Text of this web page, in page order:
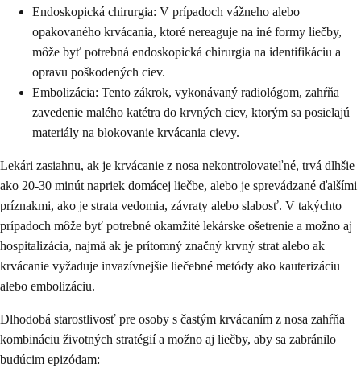
Endoskopická chirurgia: V prípadoch vážneho alebo
opakovaného krvácania, ktoré nereaguje na iné formy liečby,
môže byť potrebná endoskopická chirurgia na identifikáciu a
opravu poškodených ciev.
Embolizácia: Tento zákrok, vykonávaný radiológom, zahŕňa
zavedenie malého katétra do krvných ciev, ktorým sa posielajú
materiály na blokovanie krvácania cievy.
Lekári zasiahnu, ak je krvácanie z nosa nekontrolovateľné, trvá dlhšie
ako 20-30 minút napriek domácej liečbe, alebo je sprevádzané ďalšími
príznakmi, ako je strata vedomia, závraty alebo slabosť. V takýchto
prípadoch môže byť potrebné okamžité lekárske ošetrenie a možno aj
hospitalizácia, najmä ak je prítomný značný krvný strat alebo ak
krvácanie vyžaduje invazívnejšie liečebné metódy ako kauterizáciu
alebo embolizáciu.
Dlhodobá starostlivosť pre osoby s častým krvácaním z nosa zahŕňa
kombináciu životných stratégií a možno aj liečby, aby sa zabránilo
budúcim epizódam: